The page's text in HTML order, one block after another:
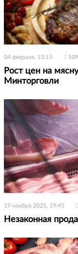
04 февраля, 13:15
Рост цен на
Минторговли
19 ноября 2025, 19:45
Незаконная